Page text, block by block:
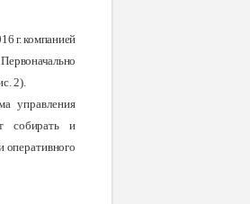
г. компанией
2).
управления
собирать и
оперативного